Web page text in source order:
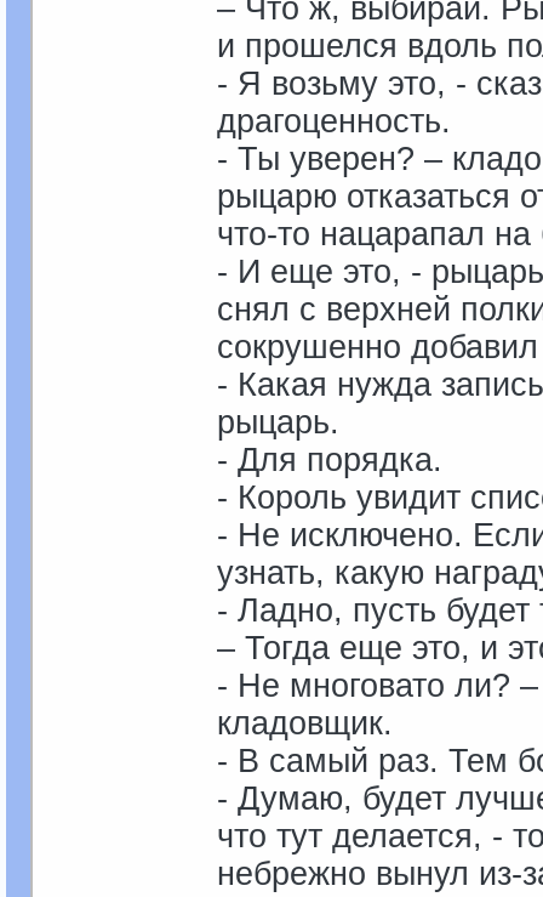
– Что ж, выбирай.
и прошелся вдоль
- Я возьму это, -
драгоценность.
- Ты уверен? –
рыцарю отказаться
что-то нацарапал
- И еще это, -
снял с верхней
сокрушенно
- Какая нужда
рыцарь.
- Для порядка.
- Король увидит
- Не исключено.
узнать, какую
- Ладно, пусть
– Тогда еще это, и
- Не многовато ли?
кладовщик.
- В самый раз. Тем
- Думаю, будет
что тут делается, -
небрежно вынул из-